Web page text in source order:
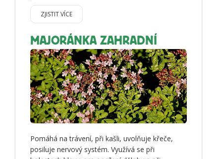
ZJISTIT VÍCE
MAJORÁNKA ZAHRADNÍ
Pomáhá na trávení, při kašli, uvolňuje křeče,
posiluje nervový systém. Využívá se při